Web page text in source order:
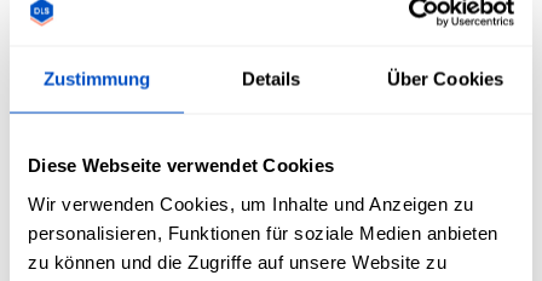
Zustimmung Details Über Cookies
Diese Webseite verwendet Cookies
Wir verwenden Cookies, um Inhalte und Anzeigen zu
personalisieren, Funktionen für soziale Medien anbieten
zu können und die Zugriffe auf unsere Website zu
Häufige Einsatzzwecke individueller Hangtags
Anhängeetiketten bieten schier unendlich viele
Anwendungsmöglichkeiten. Du kannst ihnen z. B.
verwendeten Materialien, Informationen zum Hersteller
und andere wertvolle Informationen hinzufügen.
Individuell gestaltete Anhängeetiketten können für einen